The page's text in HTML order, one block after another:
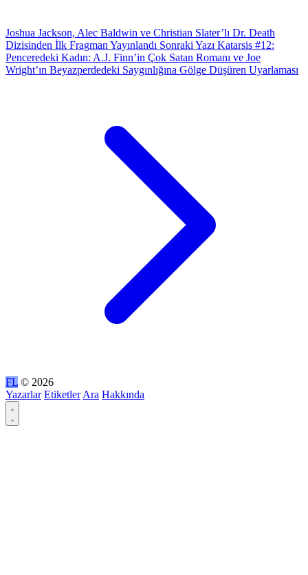
Joshua Jackson, Alec Baldwin ve Christian Slater’lı Dr. Death
Dizisinden İlk Fragman Yayınlandı Sonraki Yazı Katarsis #12:
Penceredeki Kadın: A.J. Finn’in Çok Satan Romanı ve Joe
Wright’ın Beyazperdedeki Saygınlığına Gölge Düşüren Uyarlaması
FL © 2026
Yazarlar Etiketler Ara Hakkında